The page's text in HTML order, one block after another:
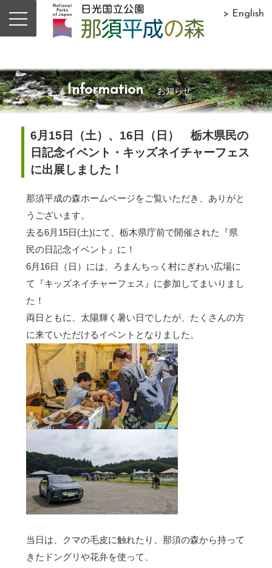
> English
Information お知らせ
6月15日（土）、16日（日） 栃木県民の
日記念イベント・キッズネイチャーフェス
に出展しました！
那須平成の森ホームページをご覧いただき、ありがと
うございます。
去る6月15日(土)にて、栃木県庁前で開催された『県
民の日記念イベント』に！
6月16日（日）には、ろまんちっく村にぎわい広場に
て『キッズネイチャーフェス』に参加してまいりまし
た！
両日ともに、太陽輝く暑い日でしたが、たくさんの方
に来ていただけるイベントとなりました。
当日は、クマの毛皮に触れたり、那須の森から持って
きたドングリや花弁を使って、